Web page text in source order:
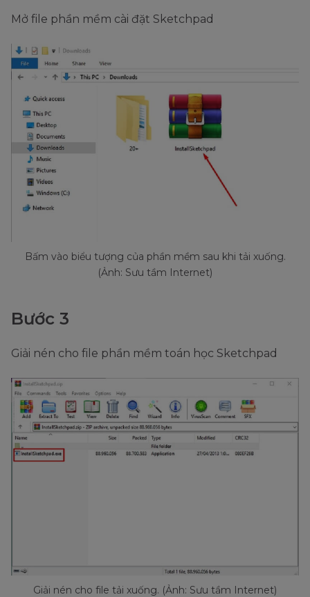
Mở file phần mềm cài đặt Sketchpad
Bấm vào biểu tượng của phần mềm sau khi tải xuống.
(Ảnh: Sưu tầm Internet)
Bước 3
Giải nén cho file phần mềm toán học Sketchpad
Giải nén cho file tải xuống. (Ảnh: Sưu tầm Internet)